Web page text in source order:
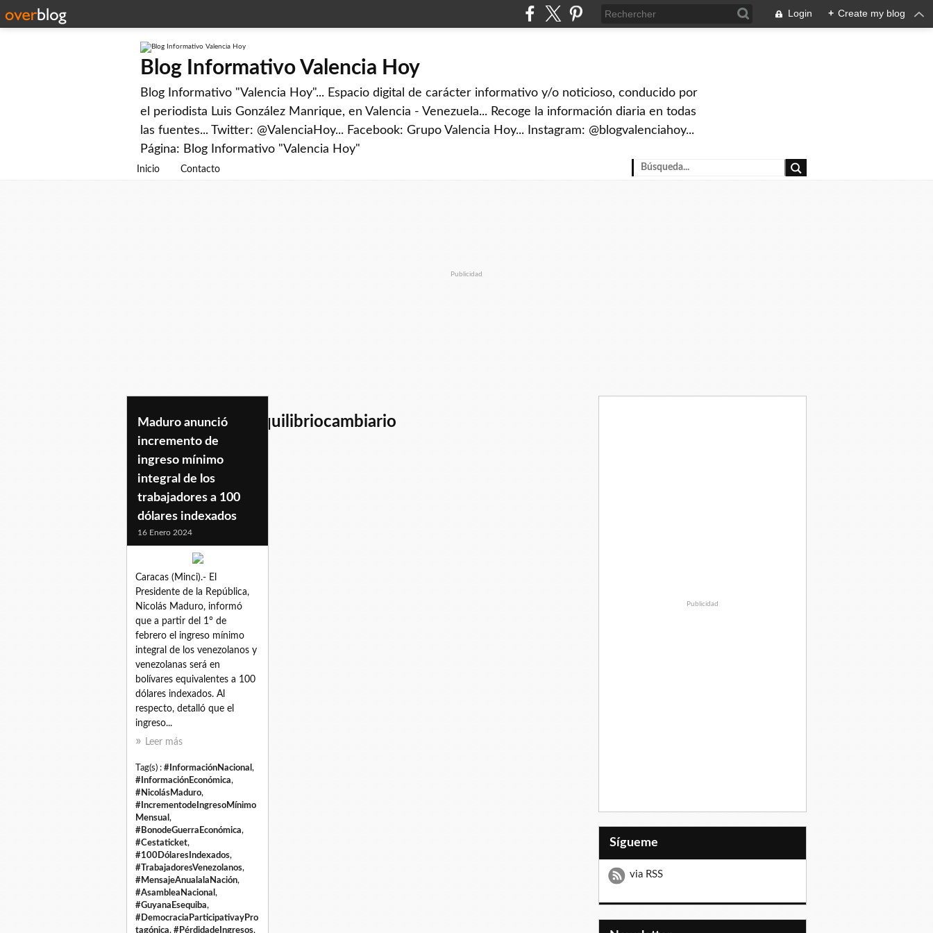
Login + Create my blog
Blog Informativo Valencia Hoy
Blog Informativo "Valencia Hoy"... Espacio digital de carácter informativo y/o noticioso, conducido por
el periodista Luis González Manrique, en Valencia - Venezuela... Recoge la información diaria en todas
las fuentes... Twitter: @ValenciaHoy... Facebook: Grupo Valencia Hoy... Instagram: @blogvalenciahoy...
Página: Blog Informativo "Valencia Hoy"
Inicio Contacto
Publicidad
consolidaciondelequilibriocambiario
Maduro anunció
incremento de
ingreso mínimo
integral de los
trabajadores a 100
dólares indexados
16 Enero 2024
Caracas (Minci).- El
Presidente de la República,
Nicolás Maduro, informó
que a partir del 1° de
febrero el ingreso mínimo
integral de los venezolanos y
venezolanas será en
bolívares equivalentes a 100
dólares indexados. Al
respecto, detalló que el
ingreso...
Leer más
Tag(s) : #InformaciónNacional ,
#InformaciónEconómica,
#NicolásMaduro,
#IncrementodeIngresoMínimo
Mensual ,
#BonodeGuerraEconómica,
#Cestaticket,
#100DólaresIndexados,
#TrabajadoresVenezolanos,
#MensajeAnualalaNación,
#AsambleaNacional ,
#GuyanaEsequiba,
#DemocraciaParticipativayPro
tagónica, #PérdidadeIngresos,
Publicidad
Sígueme
via RSS